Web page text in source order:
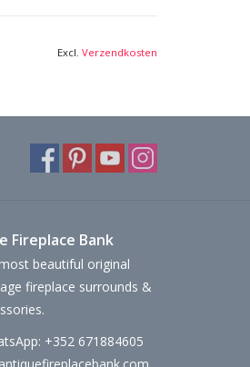
Excl. Verzendkosten
Fireplace Bank
beautiful original
fireplace surrounds &
+352 671884605